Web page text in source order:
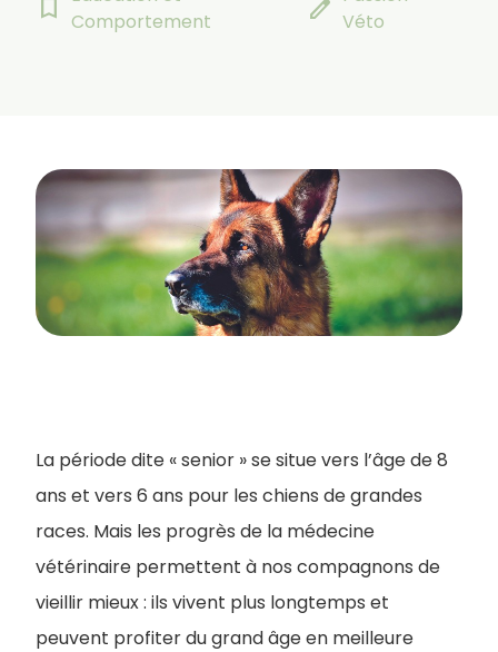
bookmark_border Comportement
edit Véto
La période dite « senior » se situe vers l’âge de 8
ans et vers 6 ans pour les chiens de grandes
races. Mais les progrès de la médecine
vétérinaire permettent à nos compagnons de
vieillir mieux : ils vivent plus longtemps et
peuvent profiter du grand âge en meilleure